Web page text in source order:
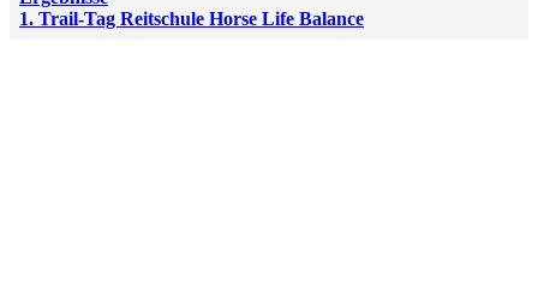
1. Trail-Tag Reitschule Horse Life Balance